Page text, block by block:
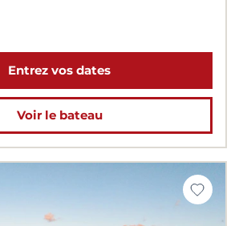
Entrez vos dates
Voir le bateau